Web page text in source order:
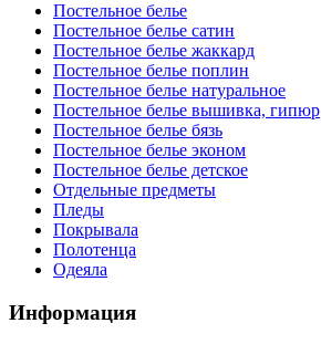
Постельное белье
Постельное белье сатин
Постельное белье жаккард
Постельное белье поплин
Постельное белье натуральное
Постельное белье вышивка, гипюр
Постельное белье бязь
Постельное белье эконом
Постельное белье детское
Отдельные предметы
Пледы
Покрывала
Полотенца
Одеяла
Информация